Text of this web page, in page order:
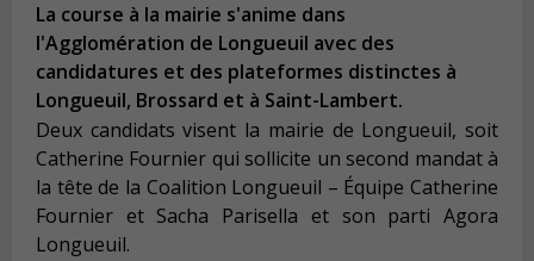
La course à la mairie s'anime dans
l'Agglomération de Longueuil avec des
candidatures et des plateformes distinctes à
Longueuil, Brossard et à Saint-Lambert.
Deux candidats visent la mairie de Longueuil, soit
Catherine Fournier qui sollicite un second mandat à
la tête de la Coalition Longueuil – Équipe Catherine
Fournier et Sacha Parisella et son parti Agora
Longueuil.